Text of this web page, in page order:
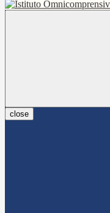
close